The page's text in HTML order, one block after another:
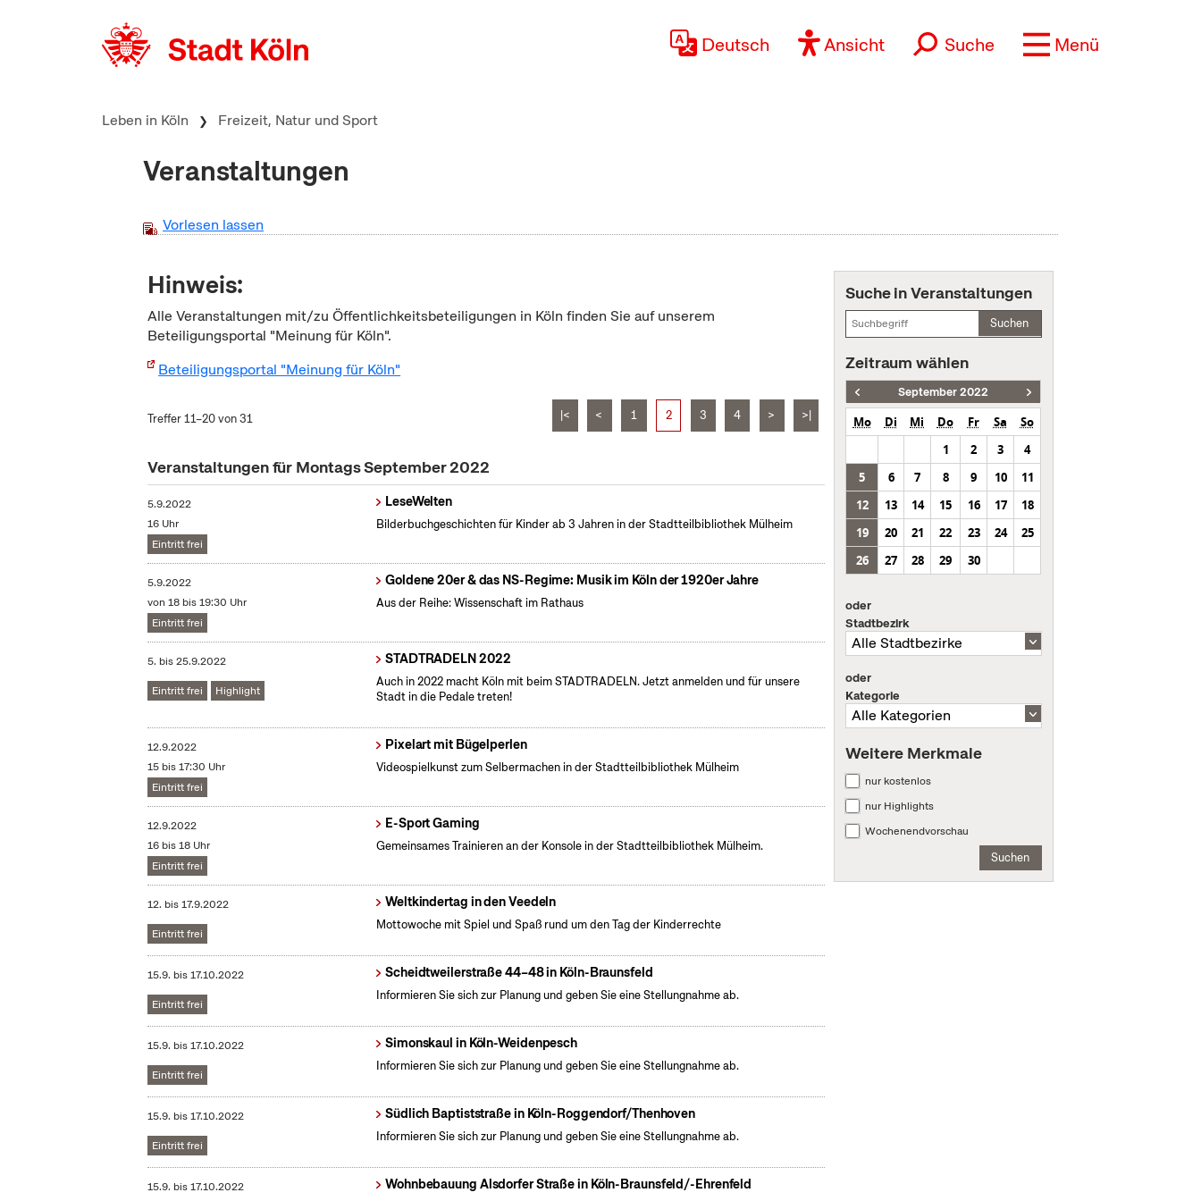
Deutsch Ansicht Suche Menü
Leben in Köln Freizeit, Natur und Sport
Veranstaltungen
Vorlesen lassen
Hinweis:
Alle Veranstaltungen mit/zu Öffentlichkeitsbeteiligungen in Köln finden Sie auf unserem
Beteiligungsportal "Meinung für Köln".
Beteiligungsportal "Meinung für Köln"
Treffer 11–20 von 31 |< < 1 2 3 4 > >|
Veranstaltungen für Montags September 2022
5.9.2022
16 Uhr
Eintritt frei
LeseWelten
Bilderbuchgeschichten für Kinder ab 3 Jahren in der Stadtteilbibliothek Mülheim
5.9.2022
von 18 bis 19:30 Uhr
Eintritt frei
Goldene 20er & das NS-Regime: Musik im Köln der 1920er Jahre
Aus der Reihe: Wissenschaft im Rathaus
5. bis25.9.2022
Eintritt frei Highlight
STADTRADELN 2022
Auch in 2022 macht Köln mit beim STADTRADELN. Jetzt anmelden und für unsere
Stadt in die Pedale treten!
12.9.2022
15 bis 17:30 Uhr
Eintritt frei
Pixelart mit Bügelperlen
Videospielkunst zum Selbermachen in der Stadtteilbibliothek Mülheim
12.9.2022
16 bis 18 Uhr
Eintritt frei
E-Sport Gaming
Gemeinsames Trainieren an der Konsole in der Stadtteilbibliothek Mülheim.
12. bis17.9.2022
Eintritt frei
Weltkindertag in den Veedeln
Mottowoche mit Spiel und Spaß rund um den Tag der Kinderrechte
15.9. bis17.10.2022
Eintritt frei
Scheidtweilerstraße 44–48 in Köln-Braunsfeld
Informieren Sie sich zur Planung und geben Sie eine Stellungnahme ab.
15.9. bis17.10.2022
Eintritt frei
Simonskaul in Köln-Weidenpesch
Informieren Sie sich zur Planung und geben Sie eine Stellungnahme ab.
15.9. bis17.10.2022
Eintritt frei
Südlich Baptiststraße in Köln-Roggendorf/Thenhoven
Informieren Sie sich zur Planung und geben Sie eine Stellungnahme ab.
15.9. bis17.10.2022 Wohnbebauung Alsdorfer Straße in Köln-Braunsfeld/-Ehrenfeld
Suche in Veranstaltungen
Suchen
Zeitraum wählen
September 2022
Mo Di Mi Do Fr Sa
So
1
2 3
4
5
6 7 8 9 10
11
12
13 14 15 16 17
18
19
20 21 22 23 24
25
26
27 28 29 30
oder
Stadtbezirk
oder
Kategorie
Weitere Merkmale
nur kostenlos
nur Highlights
Wochenendvorschau
Suchen